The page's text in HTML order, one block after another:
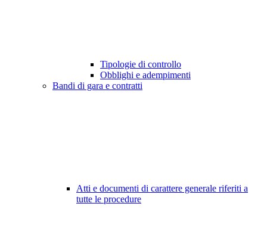
Tipologie di controllo
Obblighi e adempimenti
Bandi di gara e contratti
Atti e documenti di carattere generale riferiti a
tutte le procedure